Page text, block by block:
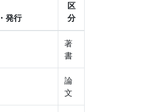
発行
区
分
著
書
論
文